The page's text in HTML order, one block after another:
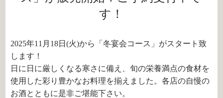
す！
2025年11月18日(火)から「冬宴会コース」がスタート致
します！
日に日に厳しくなる寒さに備え、旬の栄養満点の食材を
使用した彩り豊かなお料理を揃えました。各店の自慢の
お酒とともに是非ご堪能下さい。